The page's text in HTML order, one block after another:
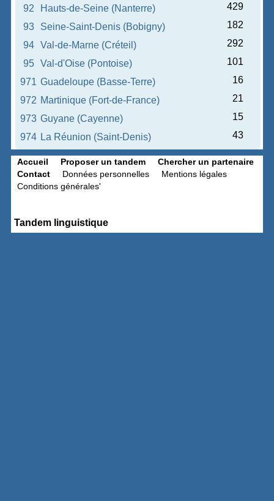
92
Hauts-de-Seine (Nanterre)
429
93
Seine-Saint-Denis (Bobigny)
182
94
Val-de-Marne (Créteil)
292
95
Val-d'Oise (Pontoise)
101
971 Guadeloupe (Basse-Terre)
16
972 Martinique (Fort-de-France)
21
973 Guyane (Cayenne)
15
974 La Réunion (Saint-Denis) 43
Accueil Proposer un tandem
Chercher un partenaire
Contact
Données personnelles
Mentions légales
Conditions générales'
Tandem linguistique